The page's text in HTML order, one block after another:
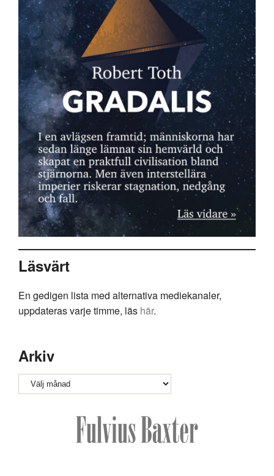
Läsvärt
En gedigen lista med alternativa mediekanaler,
uppdateras varje timme, läs här.
Arkiv
Arkiv